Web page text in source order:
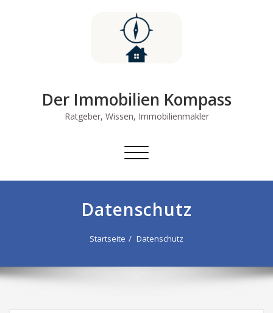
Der Immobilien Kompass
Ratgeber, Wissen, Immobilienmakler
Schalte
Datenschutz
Startseite Datenschutz